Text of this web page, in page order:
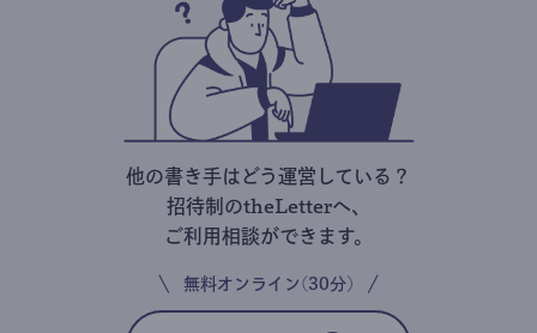
他の書き手はどう運営している？
招待制のtheLetterへ、
ご利用相談ができます。
無料オンライン(30分)